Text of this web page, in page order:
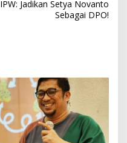
IPW: Jadikan Setya Novanto
Sebagai DPO!